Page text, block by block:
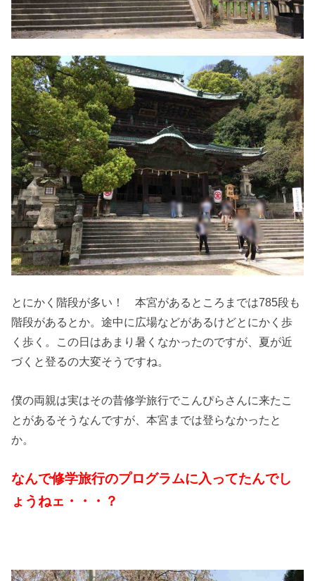
とにかく階段が多い！ 本宮があるところまでは785段も
階段があるとか。途中に広場などがあるけどとにかく歩
く歩く。この日はあまり暑くなかったのですが、夏が近
づくと登るの大変そうですね。
僕の両親は実はその昔修学旅行でこんぴらさんに来たこ
とがあるそうなんですが、本宮までは登らなかったと
か。
なんで修学旅行のプログラムに入ってたんでし
ょうねェ・・・？